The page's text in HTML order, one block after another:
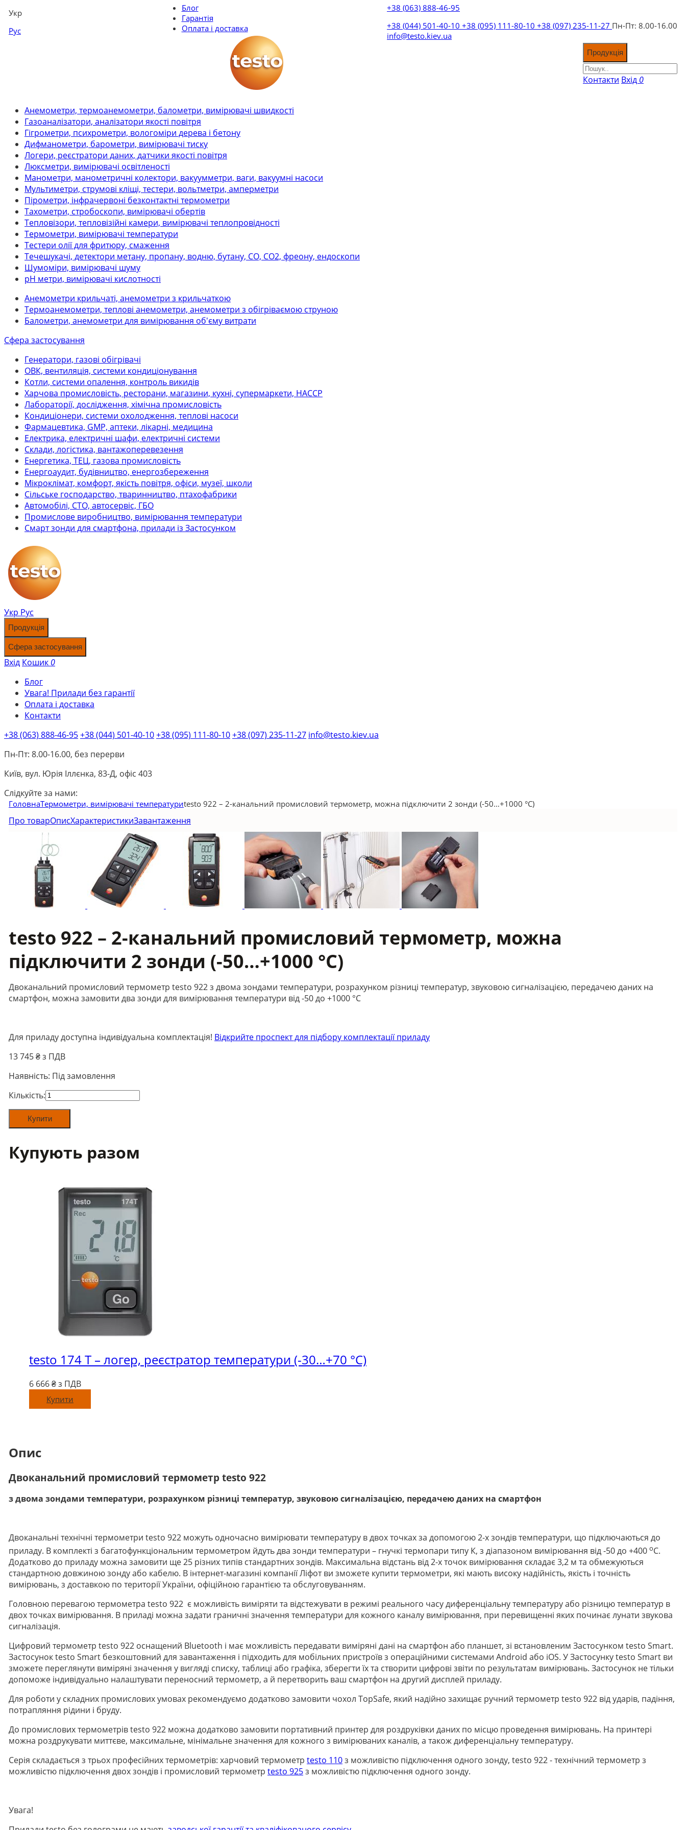
Укр
Рус
Блог
Гарантія
Оплата і доставка
+38 (063) 888-46-95
+38 (044) 501-40-10 +38 (095) 111-80-10 +38 (097) 235-11-27 Пн-Пт: 8.00-16.00
info@testo.kiev.ua
Продукція
Контакти Вхід 0
Анемометри, термоанемометри, балометри, вимірювачі швидкості
Газоаналізатори, аналізатори якості повітря
Гігрометри, психрометри, вологоміри дерева і бетону
Дифманометри, барометри, вимірювачі тиску
Логери, реєстратори даних, датчики якості повітря
Люксметри, вимірювачі освітленості
Манометри, манометричні колектори, вакуумметри, ваги, вакуумні насоси
Мультиметри, струмові кліщі, тестери, вольтметри, амперметри
Пірометри, інфрачервоні безконтактні термометри
Тахометри, стробоскопи, вимірювачі обертів
Тепловізори, тепловізійні камери, вимірювачі теплопровідності
Термометри, вимірювачі температури
Тестери олії для фритюру, смаження
Течешукачі, детектори метану, пропану, водню, бутану, СО, СО2, фреону, ендоскопи
Шумоміри, вимірювачі шуму
рН метри, вимірювачі кислотності
Анемометри крильчаті, анемометри з крильчаткою
Термоанемометри, теплові анемометри, анемометри з обігріваємою струною
Балометри, анемометри для вимірювання об'єму витрати
Сфера застосування
Генератори, газові обігрівачі
ОВК, вентиляція, системи кондиціонування
Котли, системи опалення, контроль викидів
Харчова промисловість, ресторани, магазини, кухні, супермаркети, НАССР
Лабораторії, дослідження, хімічна промисловість
Кондиціонери, системи охолодження, теплові насоси
Фармацевтика, GMP, аптеки, лікарні, медицина
Електрика, електричні шафи, електричні системи
Склади, логістика, вантажоперевезення
Енергетика, ТЕЦ, газова промисловість
Енергоаудит, будівництво, енергозбереження
Мікроклімат, комфорт, якість повітря, офіси, музеї, школи
Сільське господарство, тваринництво, птахофабрики
Автомобілі, СТО, автосервіс, ГБО
Промислове виробництво, вимірювання температури
Смарт зонди для смартфона, прилади із Застосунком
Укр Рус
Продукція
Сфера застосування
Вхід Кошик 0
Блог
Увага! Прилади без гарантії
Оплата і доставка
Контакти
+38 (063) 888-46-95+38 (044) 501-40-10+38 (095) 111-80-10+38 (097) 235-11-27 info@testo.kiev.ua
Пн-Пт: 8.00-16.00, без перерви
Київ, вул. Юрія Іллєнка, 83-Д, офіс 403
Слідкуйте за нами:
ГоловнаТермометри, вимірювачі температуриtesto 922 – 2-канальний промисловий термометр, можна підключити 2 зонди (-50…+1000 °C)
Про товарОписХарактеристикиЗавантаження
testo 922 – 2-канальний промисловий термометр, можна
підключити 2 зонди (-50…+1000 °C)
Двоканальний промисловий термометр testo 922 з двома зондами температури, розрахунком різниці температур, звуковою сигналізацією, передачею даних на
смартфон, можна замовити два зонди для вимірювання температури від -50 до +1000 °C
Для приладу доступна індивідуальна комплектація! Відкрийте проспект для підбору комплектації приладу
13 745₴ з ПДВ
Наявність: Під замовлення
Кількість:testo
-
2-
промисловий
термометр,
зонди
(-50...+1000
Купити
Купують разом
testo 174 T – логер, реєстратор температури (-30…+70 °C)
6 666₴ з ПДВ
Купити
Опис
Двоканальний промисловий термометр testo 922
з двома зондами температури, розрахунком різниці температур, звуковою сигналізацією, передачею даних на смартфон
Двоканальні технічні термометри testo 922 можуть одночасно вимірювати температуру в двох точках за допомогою 2-х зондів температури, що підключаються до
приладу. В комплекті з багатофункціональним термометром йдуть два зонди температури – гнучкі термопари типу К, з діапазоном вимірювання від -50 до +400 оС.
Додатково до приладу можна замовити ще 25 різних типів стандартних зондів. Максимальна відстань від 2-х точок вимірювання складає 3,2 м та обмежуються
стандартною довжиною зонду або кабелю. В інтернет-магазині компанії Ліфот ви зможете купити термометри, які мають високу надійність, якість і точність
вимірювань, з доставкою по території України, офіційною гарантією та обслуговуванням.
Головною перевагою термометра testo 922 є можливість виміряти та відстежувати в режимі реального часу диференціальну температуру або різницю температур в
двох точках вимірювання. В приладі можна задати граничні значення температури для кожного каналу вимірювання, при перевищенні яких починає лунати звукова
сигналізація.
Цифровий термометр testo 922 оснащений Bluetooth і має можливість передавати виміряні дані на смартфон або планшет, зі встановленим Застосунком testo Smart.
Застосунок testo Smart безкоштовний для завантаження і підходить для мобільних пристроїв з операційними системами Android або iOS. У Застосунку testo Smart ви
зможете переглянути виміряні значення у вигляді списку, таблиці або графіка, зберегти їх та створити цифрові звіти по результатам вимірювань. Застосунок не тільки
допоможе індивідуально налаштувати переносний термометр, а й перетворить ваш смартфон на другий дисплей приладу.
Для роботи у складних промислових умовах рекомендуємо додатково замовити чохол TopSafe, який надійно захищає ручний термометр testo 922 від ударів, падіння,
потрапляння рідини і бруду.
До промислових термометрів testo 922 можна додатково замовити портативний принтер для роздруківки даних по місцю проведення вимірювань. На принтері
можна роздрукувати миттєве, максимальне, мінімальне значення для кожного з вимірюваних каналів, а також диференціальну температуру.
Серія складається з трьох професійних термометрів: харчовий термометр testo 110з можливістю підключення одного зонду, testo 922 - технічний термометр з
можливістю підключення двох зондів і промисловий термометр testo 925з можливістю підключення одного зонду.
Увага!